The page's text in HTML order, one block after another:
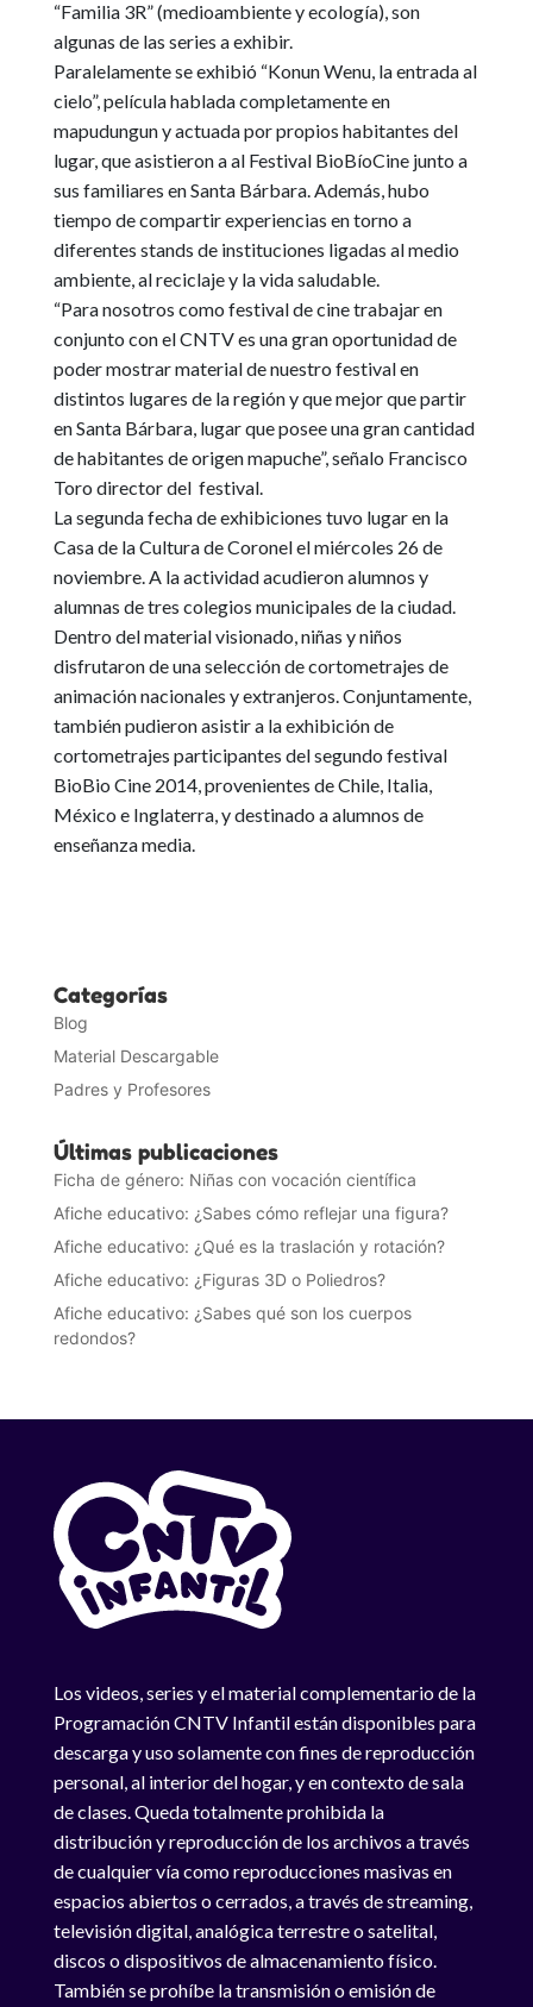
“Familia 3R”(medioambiente y ecología), son
algunas de las series a exhibir.
Paralelamente se exhibió “Konun Wenu, la entrada al
cielo”, película hablada completamente en
mapudunguny actuada por propios habitantes del
lugar, que asistieron a al Festival BioBíoCinejunto a
sus familiares en Santa Bárbara. Además, hubo
tiempo de compartir experiencias en torno a
diferentes stands de instituciones ligadas al medio
ambiente, al reciclaje y la vida saludable.
“Para nosotros como festival de cine trabajar en
conjunto con el CNTV es una gran oportunidad de
poder mostrar material de nuestro festival en
distintos lugares de la región y que mejor que partir
en Santa Bárbara, lugar que posee una gran cantidad
de habitantes de origen mapuche”, señalo Francisco
Toro director del festival.
La segunda fecha de exhibiciones tuvo lugar en la
Casa de la Cultura de Coronel el miércoles 26 de
noviembre. A la actividad acudieron alumnos y
alumnas de tres colegios municipales de la ciudad.
Dentro del material visionado, niñas y niños
disfrutaron de una selección de cortometrajes de
animación nacionales y extranjeros. Conjuntamente,
también pudieron asistir a la exhibición de
cortometrajes participantes del segundo festival
BioBio Cine 2014, provenientes de Chile, Italia,
México e Inglaterra, y destinado a alumnos de
enseñanza media.
Categorías
Blog
Material Descargable
Padres y Profesores
Últimas publicaciones
Ficha de género: Niñas con vocación científica
Afiche educativo: ¿Sabes cómo reflejar una figura?
Afiche educativo: ¿Qué es la traslación y rotación?
Afiche educativo: ¿Figuras 3D o Poliedros?
Afiche educativo: ¿Sabes qué son los cuerpos
redondos?
Los videos, series y el material complementario de la
Programación CNTV Infantil están disponibles para
descarga y uso solamente con fines de reproducción
personal, al interior del hogar, y en contexto de sala
de clases. Queda totalmente prohibida la
distribución y reproducción de los archivos a través
de cualquier vía como reproducciones masivas en
espacios abiertos o cerrados, a través de streaming,
televisión digital, analógica terrestre o satelital,
discos o dispositivos de almacenamiento físico.
También se prohíbe la transmisión o emisión de